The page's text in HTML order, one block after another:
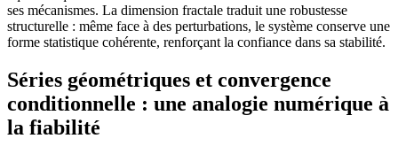
ses mécanismes. La dimension fractale traduit une robustesse
structurelle : même face à des perturbations, le système conserve une
forme statistique cohérente, renforçant la confiance dans sa stabilité.
Séries géométriques et convergence
conditionnelle : une analogie numérique à
la fiabilité